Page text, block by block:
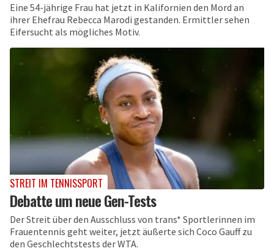
Eine 54-jährige Frau hat jetzt in Kalifornien den Mord an
ihrer Ehefrau Rebecca Marodi gestanden. Ermittler sehen
Eifersucht als mögliches Motiv.
STREIT IM TENNISSPORT
Debatte um neue Gen-Tests
Der Streit über den Ausschluss von trans* Sportlerinnen im
Frauentennis geht weiter, jetzt äußerte sich Coco Gauff zu
den Geschlechtstests der WTA.